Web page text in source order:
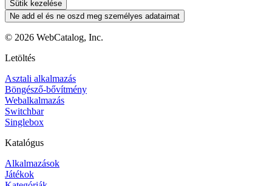
Sütik kezelése
Ne add el és ne oszd meg személyes adataimat
© 2026 WebCatalog, Inc.
Letöltés
Asztali alkalmazás
Böngésző-bővítmény
Webalkalmazás
Switchbar
Singlebox
Katalógus
Alkalmazások
Játékok